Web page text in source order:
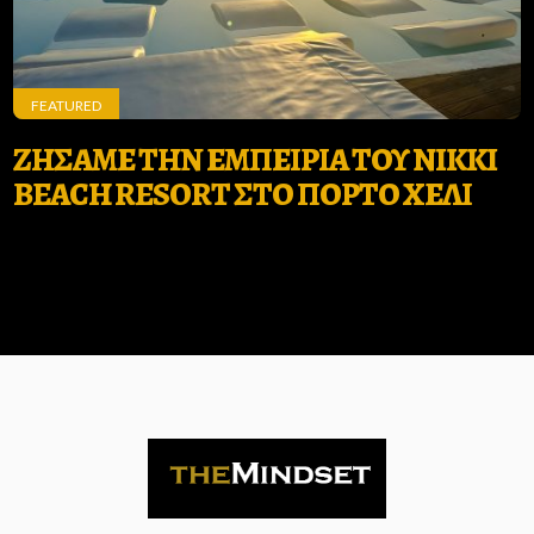
FEATURED
ΖΗΣΑΜΕ ΤΗΝ ΕΜΠΕΙΡΙΑ ΤΟΥ NIKKI
BEACH RESORT ΣΤΟ ΠΟΡΤΟ ΧΕΛΙ